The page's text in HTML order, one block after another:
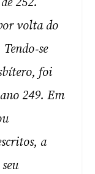
volta do
foi
249. Em
a